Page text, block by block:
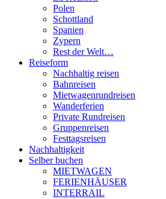
Polen
Schottland
Spanien
Zypern
Rest der Welt…
Reiseform
Nachhaltig reisen
Bahnreisen
Mietwagenrundreisen
Wanderferien
Private Rundreisen
Gruppenreisen
Festtagsreisen
Nachhaltigkeit
Selber buchen
MIETWAGEN
FERIENHÄUSER
INTERRAIL